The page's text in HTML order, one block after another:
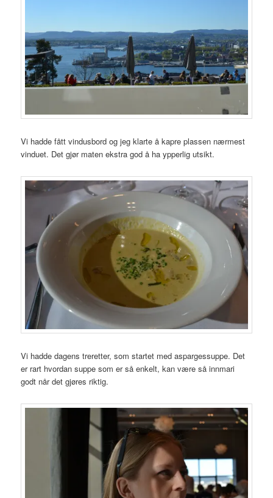
Vi hadde fått vindusbord og jeg klarte å kapre plassen nærmest
vinduet. Det gjør maten ekstra god å ha ypperlig utsikt.
Vi hadde dagens treretter, som startet med aspargessuppe. Det
er rart hvordan suppe som er så enkelt, kan være så innmari
godt når det gjøres riktig.